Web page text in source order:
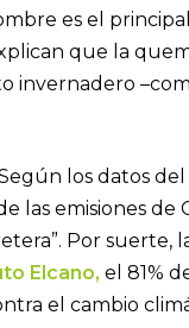
es el
que la
invernadero
los datos del
las emisiones de
Por suerte,
Elcano, el 81%
el cambio